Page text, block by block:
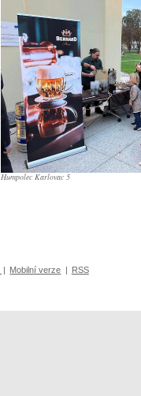
Humpolec Karlovac 5
| Mobilní verze | RSS